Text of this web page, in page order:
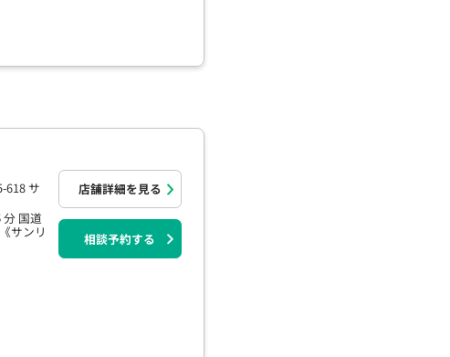
618 サ
国道
サンリ
店舗詳細を見る
相談予約する